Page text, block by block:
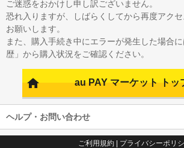
ご迷惑をおかけし申し訳ございません。
恐れ入りますが、しばらくしてから再度アク
お願いします。
また、購入手続き中にエラーが発生した場合
歴」から購入状況をご確認ください。
au PAY マーケット トッ
ヘルプ・お問い合わせ
ご利用規約| プライバシーポリ